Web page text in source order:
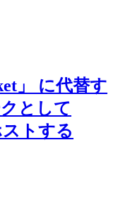
」 に代替す
として
ストする